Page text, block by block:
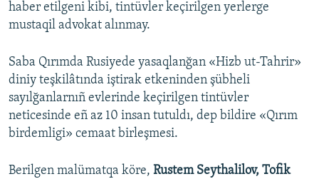
haber etilgeni kibi, tintüvler keçirilgen yerlerge
mustaqil advokat alınmay.
Saba Qırımda Rusiyede yasaqlanğan «Hizb ut-Tahrir»
diniy teşkilâtında iştirak etkeninden şübheli
sayılğanlarnıñ evlerinde keçirilgen tintüvler
neticesinde eñ az 10 insan tutuldı, dep bildire «Qırım
birdemligi» cemaat birleşmesi.
Berilgen malümatqa köre, Rustem Seythalilov, Tofik